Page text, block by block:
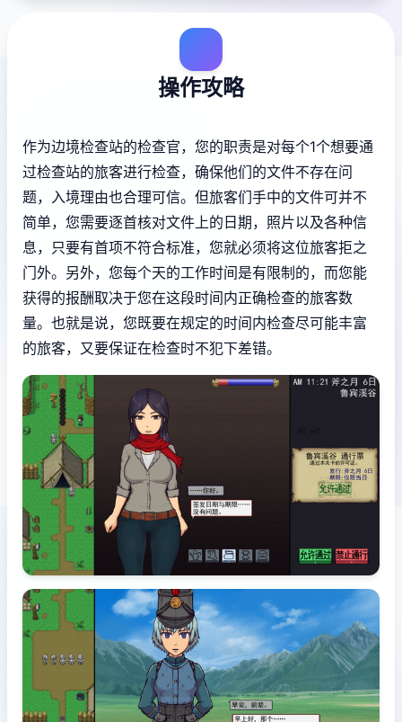
操作攻略
作为边境检查站的检查官，您的职责是对每个1个想要通
过检查站的旅客进行检查，确保他们的文件不存在问
题，入境理由也合理可信。但旅客们手中的文件可并不
简单，您需要逐首核对文件上的日期，照片以及各种信
息，只要有首项不符合标准，您就必须将这位旅客拒之
门外。另外，您每个天的工作时间是有限制的，而您能
获得的报酬取决于您在这段时间内正确检查的旅客数
量。也就是说，您既要在规定的时间内检查尽可能丰富
的旅客，又要保证在检查时不犯下差错。